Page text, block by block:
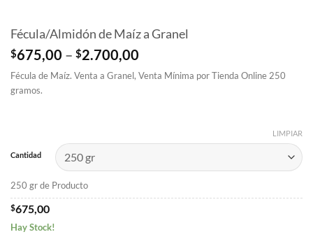
Fécula/Almidón de Maíz a Granel
$675,00 – $2.700,00
$675,00
Fécula de Maíz. Venta a Granel, Venta Mínima por Tienda Online 250
gramos.
Cantidad
LIMPIAR
250 gr de Producto
$675,00
Hay Stock!